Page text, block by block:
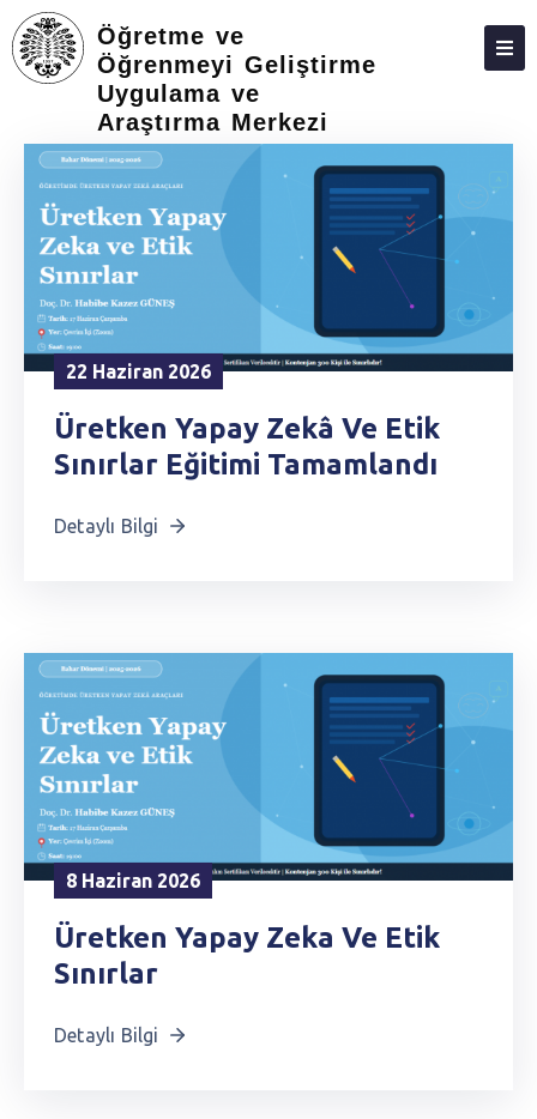
Öğretme ve
Öğrenmeyi Geliştirme
Uygulama ve
Araştırma Merkezi
ANASAYFA
22 Haziran 2026
Üretken Yapay Zekâ Ve Etik
Sınırlar Eğitimi Tamamlandı
Detaylı Bilgi
8 Haziran 2026
Üretken Yapay Zeka Ve Etik
Sınırlar
Detaylı Bilgi